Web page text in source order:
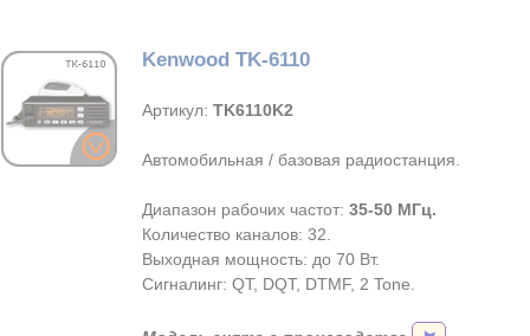
Kenwood TK-6110
Артикул: TK6110K2
Автомобильная / базовая радиостанция.
Диапазон рабочих частот: 35-50 МГц.
Количество каналов: 32.
Выходная мощность: до 70 Вт.
Сигналинг: QT, DQT, DTMF, 2 Tone.